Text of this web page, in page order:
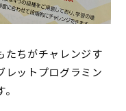
たちがチャレンジす
レットプログラミン